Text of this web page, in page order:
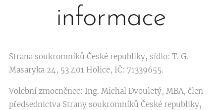
informace
Strana soukromníků České republiky, sídlo: T. G.
Masaryka 24, 53 401 Holice, IČ: 71339655.
Volební zmocněnec: Ing. Michal Dvouletý, MBA, člen
předsednictva Strany soukromníků České republiky,